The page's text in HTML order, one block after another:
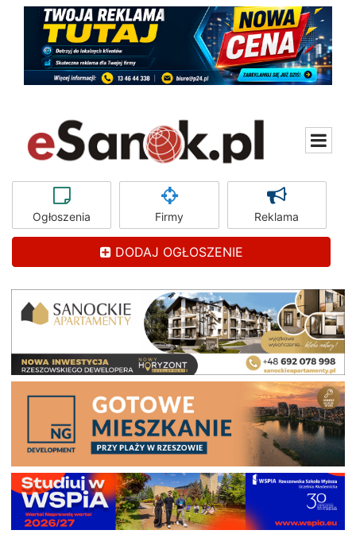
Ogłoszenia Firmy Reklama
DODAJ OGŁOSZENIE